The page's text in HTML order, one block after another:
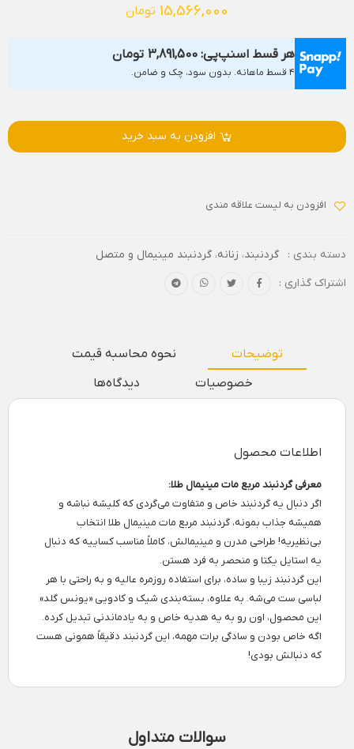
15,566,000 تومان
هر قسط اسنپ‌پی: 3,891,500 تومان
۴ قسط ماهانه. بدون سود، چک و ضامن.
افزودن به سبد خرید
افزودن به لیست علاقه مندی
دسته بندی : گردنبند، زنانه، گردنبند مینیمال و متصل
اشتراک گذاری :
توضیحات
نحوه محاسبه قیمت
خصوصیات
دیدگاه‌ها
اطلاعات محصول
معرفی گردنبند مربع مات مینیمال طلا:
اگر دنبال یه گردنبند خاص و متفاوت می‌گردی که کلیشه نباشه و
همیشه جذاب بمونه، گردنبند مربع مات مینیمال طلا انتخاب
بی‌نظیریه! طراحی مدرن و مینیمالش، کاملاً مناسب کساییه که دنبال
یه استایل یکتا و منحصر به فرد هستن.
این گردنبند زیبا و ساده، برای استفاده روزمره عالیه و به راحتی با هر
لباسی ست می‌شه. به علاوه، بسته‌بندی شیک و کادویی «یونس گلد»
این محصول، اون رو به یه هدیه خاص و به یادماندنی تبدیل کرده.
اگه خاص بودن و سادگی برات مهمه، این گردنبند دقیقاً همونی هست
که دنبالش بودی!
سوالات متداول